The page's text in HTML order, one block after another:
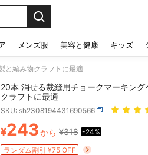
メンズ服 美容と健康 キッズ
と編み物クラフトに最適
20本 消せる裁縫用チョークマーキン
クラフトに最適
SKU: sh2308194431690566
PRICE AND
¥243から ¥318 -24%
ランダム割引 ¥75 OFF